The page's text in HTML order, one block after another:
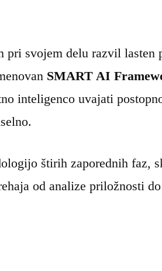
pri svojem delu razvil
SMART AI
inteligenco uvajati
štirih zaporednih faz,
od analize priložnosti